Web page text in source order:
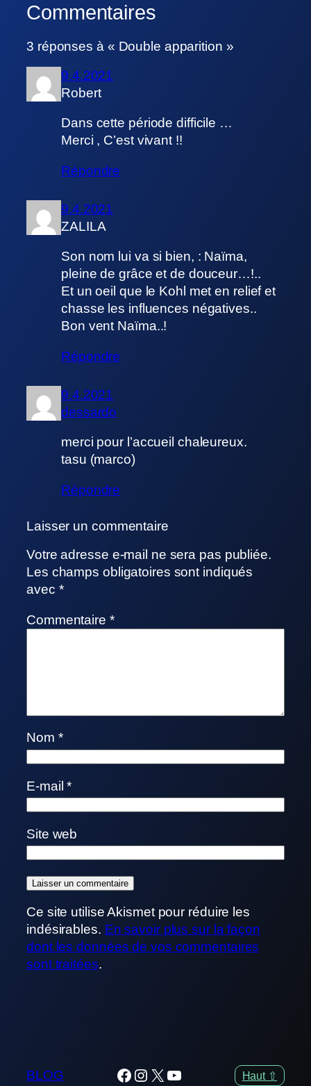
Commentaires
3 réponses à « Double apparition »
9.4.2021
Robert
Dans cette période difficile …
Merci , C’est vivant !!
Répondre
9.4.2021
ZALILA
Son nom lui va si bien, : Naïma,
pleine de grâce et de douceur…!..
Et un oeil que le Kohl met en relief et
chasse les influences négatives..
Bon vent Naïma..!
Répondre
9.4.2021
dessardo
merci pour l’accueil chaleureux.
tasu (marco)
Répondre
Laisser un commentaire
Votre adresse e-mail ne sera pas publiée.
Les champs obligatoires sont indiqués
avec *
Commentaire *
Nom *
E-mail*
Site web
Ce site utilise Akismet pour réduire les
indésirables. En savoir plus sur la façon
dont les données de vos commentaires
sont traitées.
BLOG Facebook
Instagram
X YouTube Haut ⇧